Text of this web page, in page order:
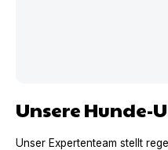
Unsere Hunde-
Unser Expertenteam stellt